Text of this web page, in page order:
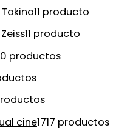
11 producto
11 producto
productos
cine1717 productos